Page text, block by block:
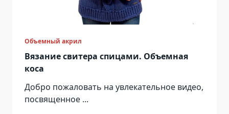
Объемный акрил
Вязание свитера спицами. Объемная
коса
Добро пожаловать на увлекательное видео,
посвященное ...